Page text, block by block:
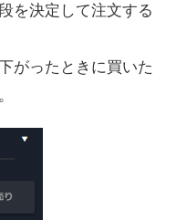
を決定して注文する
がったときに買いた